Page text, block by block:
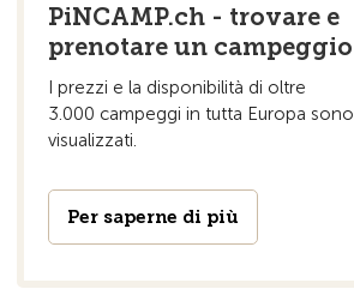
PiNCAMP.ch - trovare e
prenotare un campeggio
I prezzi e la disponibilità di oltre
3.000 campeggi in tutta Europa sono
visualizzati.
Per saperne di più